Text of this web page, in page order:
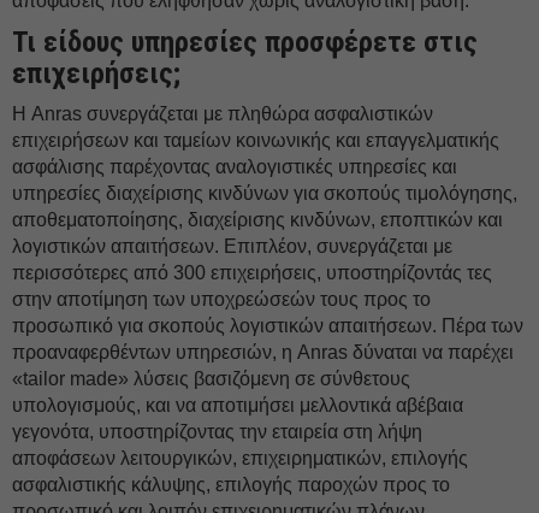
Τι είδους υπηρεσίες προσφέρετε στις
επιχειρήσεις;
Η Anras συνεργάζεται με πληθώρα ασφαλιστικών
επιχειρήσεων και ταμείων κοινωνικής και επαγγελματικής
ασφάλισης παρέχοντας αναλογιστικές υπηρεσίες και
υπηρεσίες διαχείρισης κινδύνων για σκοπούς τιμολόγησης,
αποθεματοποίησης, διαχείρισης κινδύνων, εποπτικών και
λογιστικών απαιτήσεων. Επιπλέον, συνεργάζεται με
περισσότερες από 300 επιχειρήσεις, υποστηρίζοντάς τες
στην αποτίμηση των υποχρεώσεών τους προς το
προσωπικό για σκοπούς λογιστικών απαιτήσεων. Πέρα των
προαναφερθέντων υπηρεσιών, η Anras δύναται να παρέχει
«tailor made» λύσεις βασιζόμενη σε σύνθετους
υπολογισμούς, και να αποτιμήσει μελλοντικά αβέβαια
γεγονότα, υποστηρίζοντας την εταιρεία στη λήψη
αποφάσεων λειτουργικών, επιχειρηματικών, επιλογής
ασφαλιστικής κάλυψης, επιλογής παροχών προς το